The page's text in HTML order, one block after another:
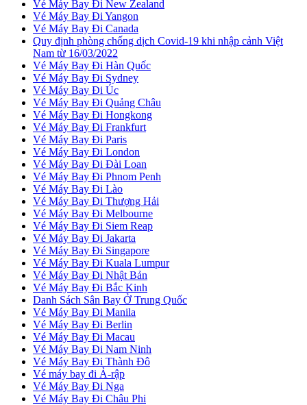
Vé Máy Bay Đi New Zealand
Vé Máy Bay Đi Yangon
Vé Máy Bay Đi Canada
Quy định phòng chống dịch Covid-19 khi nhập cảnh Việt
Nam từ 16/03/2022
Vé Máy Bay Đi Hàn Quốc
Vé Máy Bay Đi Sydney
Vé Máy Bay Đi Úc
Vé Máy Bay Đi Quảng Châu
Vé Máy Bay Đi Hongkong
Vé Máy Bay Đi Frankfurt
Vé Máy Bay Đi Paris
Vé Máy Bay Đi London
Vé Máy Bay Đi Đài Loan
Vé Máy Bay Đi Phnom Penh
Vé Máy Bay Đi Lào
Vé Máy Bay Đi Thượng Hải
Vé Máy Bay Đi Melbourne
Vé Máy Bay Đi Siem Reap
Vé Máy Bay Đi Jakarta
Vé Máy Bay Đi Singapore
Vé Máy Bay Đi Kuala Lumpur
Vé Máy Bay Đi Nhật Bản
Vé Máy Bay Đi Bắc Kinh
Danh Sách Sân Bay Ở Trung Quốc
Vé Máy Bay Đi Manila
Vé Máy Bay Đi Berlin
Vé Máy Bay Đi Macau
Vé Máy Bay Đi Nam Ninh
Vé Máy Bay Đi Thành Đô
Vé máy bay đi Ả-rập
Vé Máy Bay Đi Nga
Vé Máy Bay Đi Châu Phi